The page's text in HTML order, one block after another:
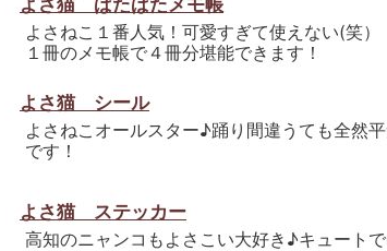
よさねこ１番人気！可愛すぎて使えない(笑）
１冊のメモ帳で４冊分堪能できます！
よさ猫 シール
よさねこオールスター♪踊り間違うても全然
です！
よさ猫 ステッカー
高知のニャンコもよさこい大好き♪キュート